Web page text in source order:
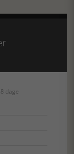
dage